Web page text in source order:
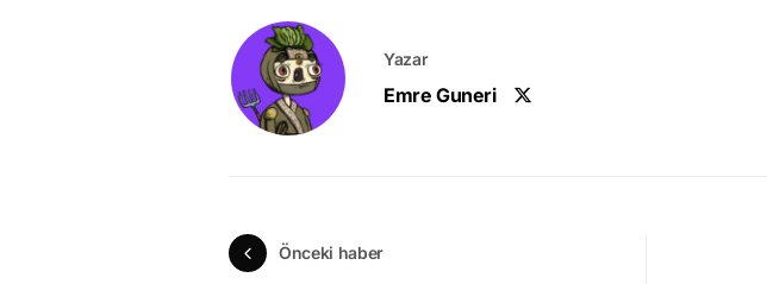
Yazar
Emre Guneri
Önceki haber